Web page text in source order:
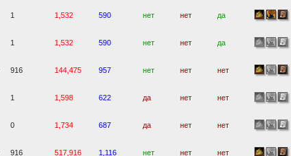
1 1,532 590 нет нет да
1 1,532 590 нет нет да
916 144,475 957 нет нет нет
1 1,598 622 да нет нет
0 1,734 687 да нет нет
916 517,916 1,116 нет нет нет